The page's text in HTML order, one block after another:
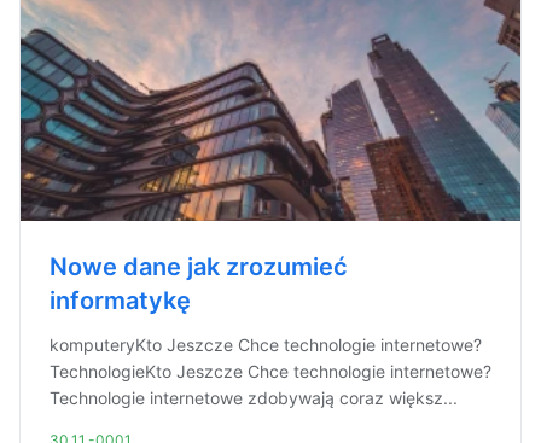
Nowe dane jak zrozumieć
informatykę
komputeryKto Jeszcze Chce technologie internetowe?
TechnologieKto Jeszcze Chce technologie internetowe?
Technologie internetowe zdobywają coraz większ...